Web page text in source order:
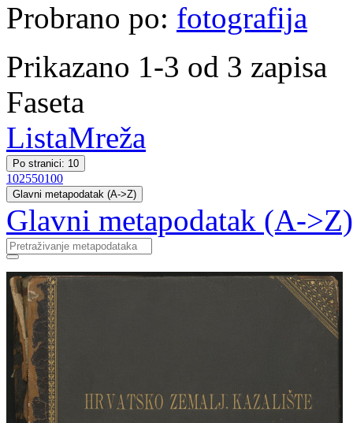
Probrano po: fotografija
Prikazano 1-3 od 3 zapisa
Faseta
ListaMreža
Po stranici: 10
102550100
Glavni metapodatak (A->Z)
Glavni metapodatak (A->Z)